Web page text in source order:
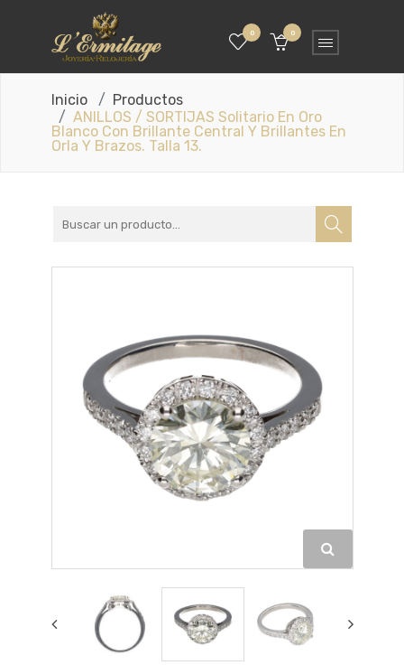
0 0
Inicio
Productos
ANILLOS / SORTIJAS Solitario En Oro
Blanco Con Brillante Central Y Brillantes En
Orla Y Brazos. Talla 13.